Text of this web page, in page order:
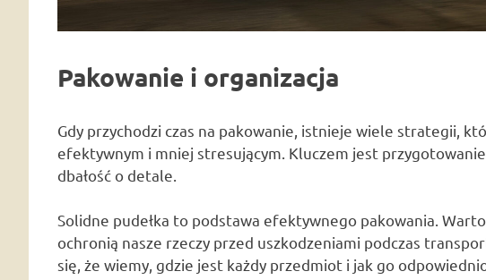
Pakowanie i organizacja
Gdy przychodzi czas na pakowanie, istnieje wiele strategii,
efektywnym i mniej stresującym. Kluczem jest
dbałość o detale.
Solidne pudełka to podstawa efektywnego pakowania.
ochronią nasze rzeczy przed uszkodzeniami podczas
się, że wiemy, gdzie jest każdy przedmiot i jak go